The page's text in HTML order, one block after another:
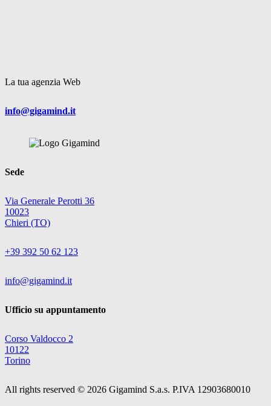
La tua agenzia Web
info@gigamind.it
Sede
Via Generale Perotti 36
10023
Chieri (TO)
+39 392 50 62 123
info@gigamind.it
Ufficio su appuntamento
Corso Valdocco 2
10122
Torino
All rights reserved © 2026 Gigamind S.a.s. P.IVA 12903680010